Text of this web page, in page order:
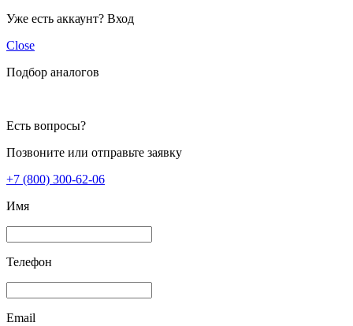
Уже есть аккаунт? Вход
Close
Подбор аналогов
Есть вопросы?
Позвоните или отправьте заявку
+7 (800) 300-62-06
Имя
Телефон
Email